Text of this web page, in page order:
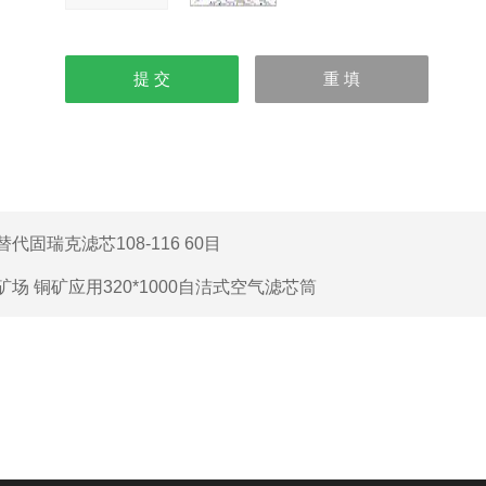
代固瑞克滤芯108-116 60目
场 铜矿应用320*1000自洁式空气滤芯筒